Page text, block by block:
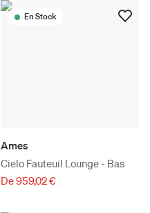
En Stock
Ames
Cielo Fauteuil Lounge - Bas
De 959,02 €